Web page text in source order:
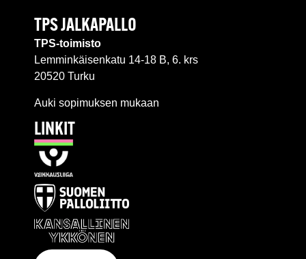
TPS JALKAPALLO
TPS-toimisto
Lemminkäisenkatu 14-18 B, 6. krs
20520 Turku
Auki sopimuksen mukaan
LINKIT